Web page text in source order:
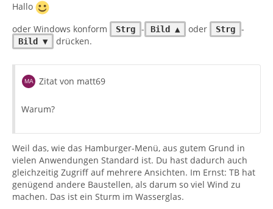
Hallo
oder Windows konform
Strg - Bild ▲ oder Strg -
Bild ▼ drücken.
Zitat von matt69
Warum?
Weil das, wie das Hamburger-Menü, aus gutem Grund in
vielen Anwendungen Standard ist. Du hast dadurch auch
gleichzeitig Zugriff auf mehrere Ansichten. Im Ernst: TB hat
genügend andere Baustellen, als darum so viel Wind zu
machen. Das ist ein Sturm im Wasserglas.